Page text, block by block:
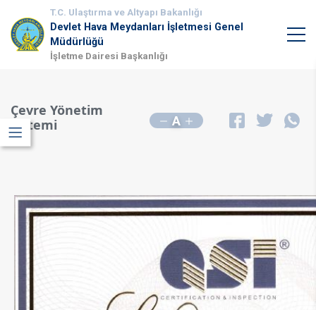
T.C. Ulaştırma ve Altyapı Bakanlığı
Devlet Hava Meydanları İşletmesi Genel
Müdürlüğü
İşletme Dairesi Başkanlığı
Çevre Yönetim
Sistemi
A